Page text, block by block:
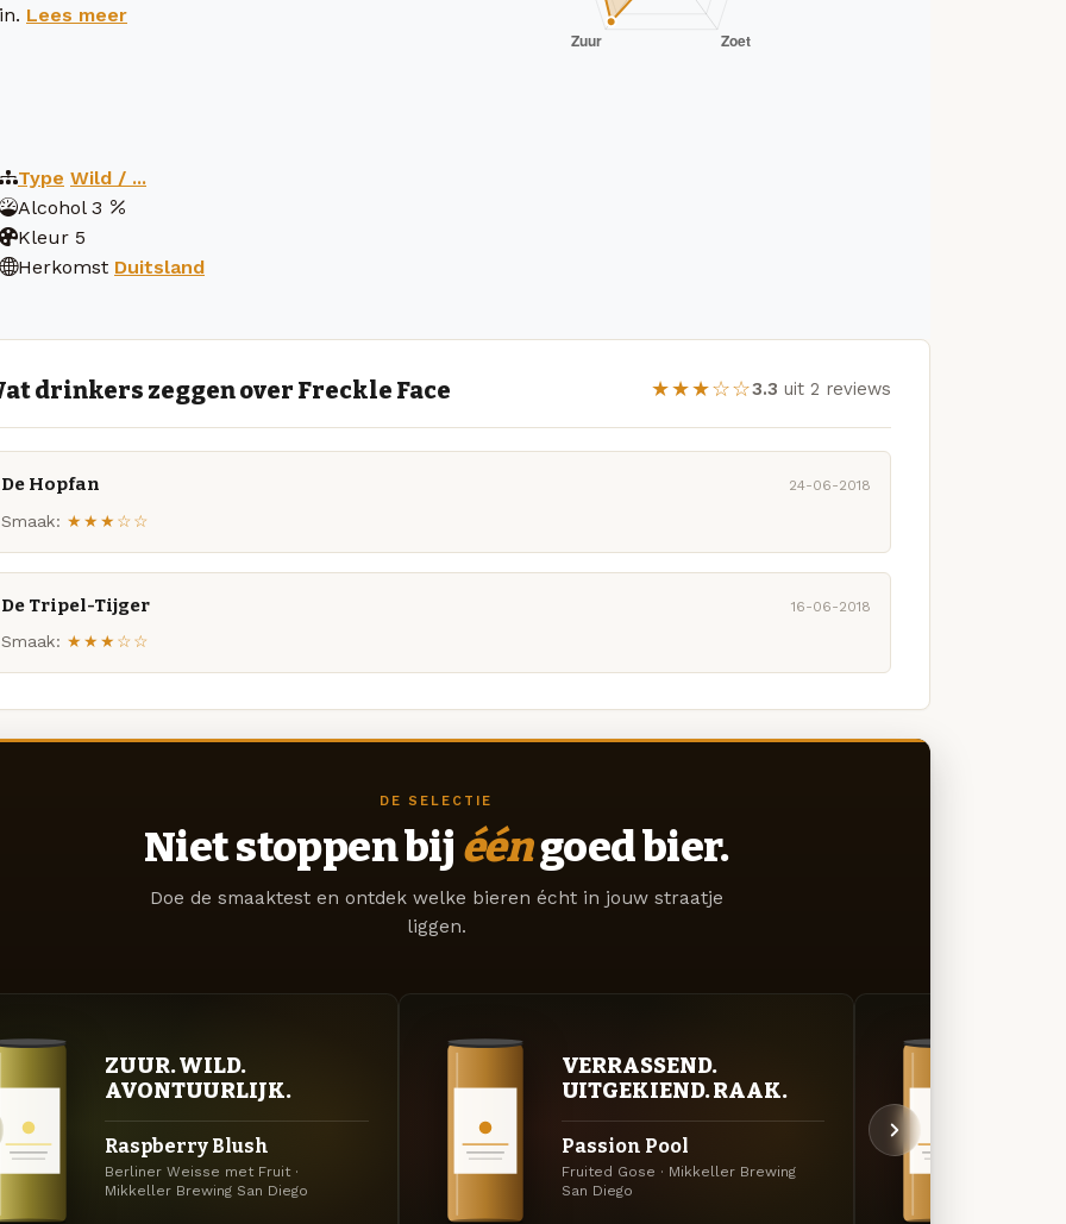
in. Lees meer
Type Wild / ...
Alcohol 3
Kleur 5
Herkomst Duitsland
drinkers zeggen over Freckle Face ★★★☆☆3.3 uit 2 reviews
De Hopfan 24-06-2018
Smaak: ★★★☆☆
De Tripel-Tijger 16-06-2018
Smaak: ★★★☆☆
DE SELECTIE
Niet stoppen bij ééngoed bier.
Doe de smaaktest en ontdek welke bieren écht in jouw straatje
liggen.
ZUUR. WILD.
AVONTUURLIJK.
Raspberry Blush
Berliner Weisse met Fruit ·
Mikkeller Brewing San Diego
VERRASSEND.
UITGEKIEND. RAAK.
Passion Pool
Fruited Gose · Mikkeller Brewing
San Diego